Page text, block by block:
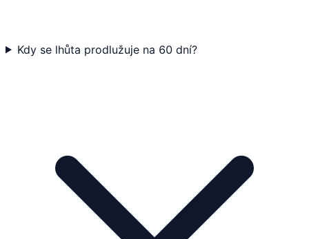
Kdy se lhůta prodlužuje na 60 dní?